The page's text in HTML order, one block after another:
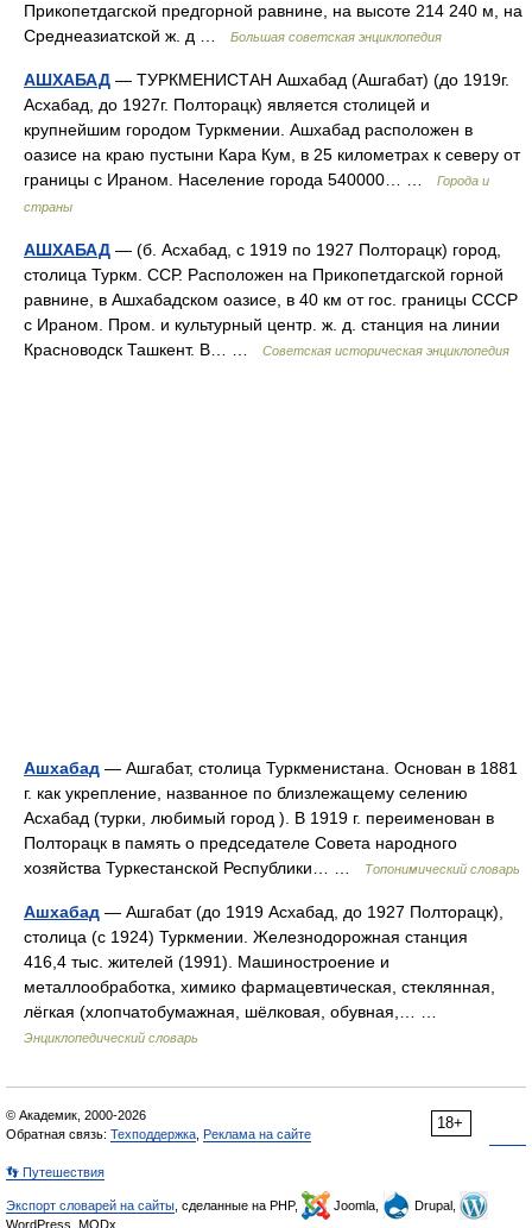
Прикопетдагской предгорной равнине, на высоте 214 240 м, на
Среднеазиатской ж. д …
Большая советская энциклопедия
АШХАБАД — ТУРКМЕНИСТАН Ашхабад (Ашгабат) (до 1919г.
Асхабад, до 1927г. Полторацк) является столицей и
крупнейшим городом Туркмении. Ашхабад расположен в
оазисе на краю пустыни Кара Кум, в 25 километрах к северу от
границы с Ираном. Население города 540000… …
Города и
страны
АШХАБАД — (б. Асхабад, с 1919 по 1927 Полторацк) город,
столица Туркм. ССР. Расположен на Прикопетдагской горной
равнине, в Ашхабадском оазисе, в 40 км от гос. границы СССР
с Ираном. Пром. и культурный центр. ж. д. станция на линии
Красноводск Ташкент. В… …
Советская историческая энциклопедия
Ашхабад — Ашгабат, столица Туркменистана. Основан в 1881
г. как укрепление, названное по близлежащему селению
Асхабад (турки, любимый город ). В 1919 г. переименован в
Полторацк в память о председателе Совета народного
хозяйства Туркестанской Республики… …
Топонимический словарь
Ашхабад — Ашгабат (до 1919 Асхабад, до 1927 Полторацк),
столица (с 1924) Туркмении. Железнодорожная станция
416,4 тыс. жителей (1991). Машиностроение и
металлообработка, химико фармацевтическая, стеклянная,
лёгкая (хлопчатобумажная, шёлковая, обувная,… …
Энциклопедический словарь
18+
© Академик, 2000-2026
Обратная связь: Техподдержка Реклама на сайте
👣 Путешествия
Экспорт словарей на сайты , сделанные на PHP, Joomla,
Drupal,
WordPress, MODx.